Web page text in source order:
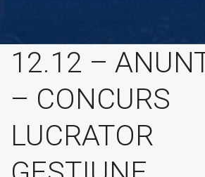
12.12 –
– CONCURS
LUCRATOR